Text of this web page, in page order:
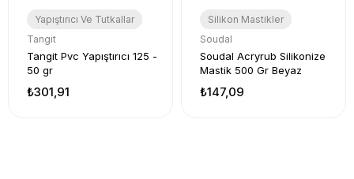
Yapıştırıcı Ve Tutkallar
Tangit
Tangit Pvc Yapıştırıcı 125 -
50 gr
₺301,91
Silikon Mastikler
Soudal
Soudal Acryrub Silikonize
Mastik 500 Gr Beyaz
₺147,09